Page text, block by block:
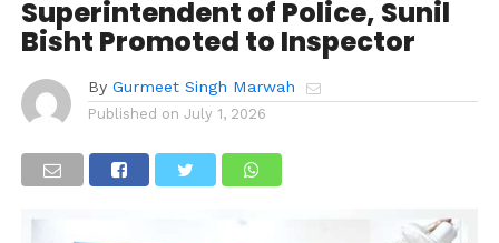
Superintendent of Police, Sunil
Bisht Promoted to Inspector
By Gurmeet Singh Marwah
Published on July 1, 2026